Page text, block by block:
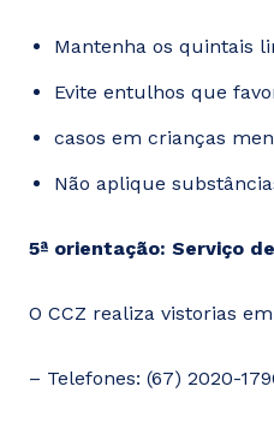
Mantenha os quintais
Evite entulhos que
casos em crianças
Não aplique
5ª orientação: Serviço
O CCZ realiza vistorias
– Telefones: (67) 2020-